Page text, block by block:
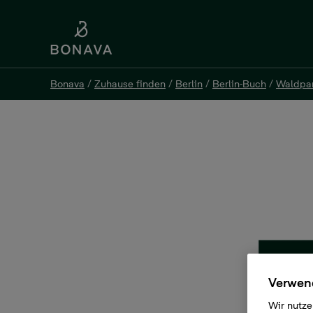
Bonava / Zuhause finden / Berlin / Berlin-Buch /
Bonava / Zuhause finden / Berlin / Berlin-Buch /
Wir